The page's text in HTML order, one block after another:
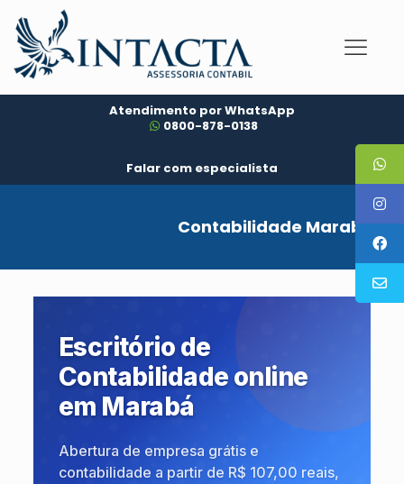
Atendimento por WhatsApp
0800-878-0138
Falar com especialista
Contabilidade Marabá
Escritório de
Contabilidade online
em Marabá
Abertura de empresa grátis e
contabilidade a partir de R$ 107,00 reais,